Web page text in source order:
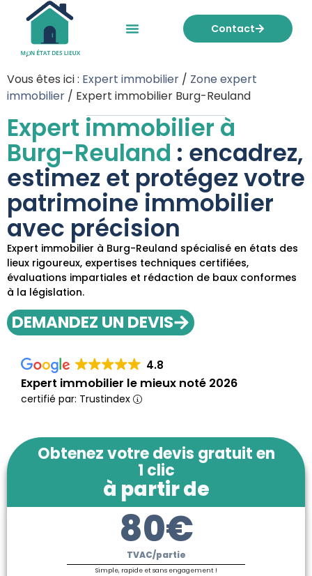
Contact
Expert immobilier à
Burg-Reuland : encadrez,
estimez et protégez votre
patrimoine immobilier
avec précision
Expert immobilier à Burg-Reuland spécialisé en états des
lieux rigoureux, expertises techniques certifiées,
évaluations impartiales et rédaction de baux conformes
à la législation.
DEMANDEZ UN DEVIS
4.8
Expert immobilier le mieux noté 2026
certifié par: Trustindex
Vous êtes ici : Expert immobilier / Zone expert
immobilier / Expert immobilier Burg-Reuland
Obtenez votre devis gratuit en
1 clic
à partir de
80€
TVAC/partie
Simple, rapide et sans engagement !